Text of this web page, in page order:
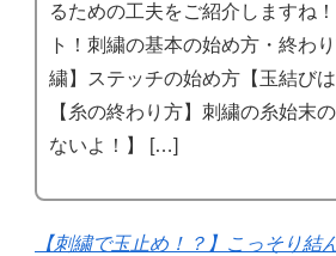
るための工夫をご紹介しますね
ト！刺繍の基本の始め方・終わ
繍】ステッチの始め方【玉結びは
【糸の終わり方】刺繍の糸始末
ないよ！】 […]
【刺繍で玉止め！？】こっそり結